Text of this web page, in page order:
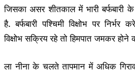
जिसका असर शीतकाल में भारी
है. बर्फबारी पश्चिमी विक्षोभ पर निर्भर
विक्षोभ सक्रिय रहे तो हिमपात जमकर होने
ला नीना के चलते तापमान में अधिक